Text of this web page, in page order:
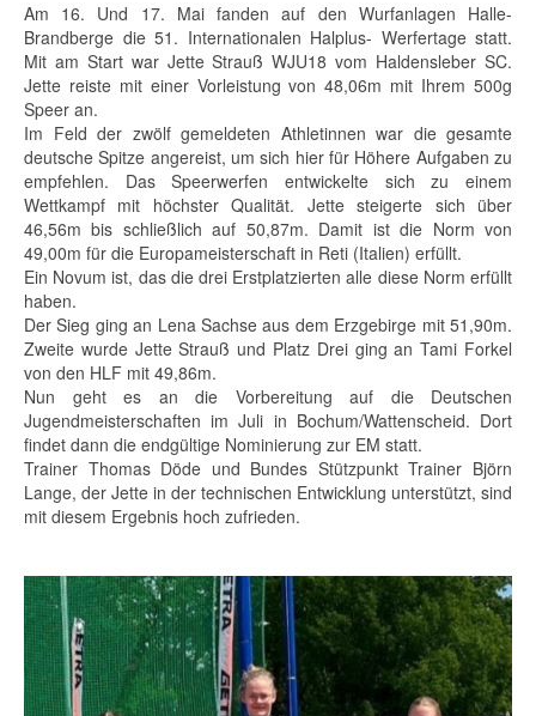
Am 16. Und 17. Mai fanden auf den Wurfanlagen Halle-
Brandberge die 51. Internationalen Halplus- Werfertage statt.
Mit am Start war Jette Strauß WJU18 vom Haldensleber SC.
Jette reiste mit einer Vorleistung von 48,06m mit Ihrem 500g
Speer an.
Im Feld der zwölf gemeldeten Athletinnen war die gesamte
deutsche Spitze angereist, um sich hier für Höhere Aufgaben zu
empfehlen. Das Speerwerfen entwickelte sich zu einem
Wettkampf mit höchster Qualität. Jette steigerte sich über
46,56m bis schließlich auf 50,87m. Damit ist die Norm von
49,00m für die Europameisterschaft in Reti (Italien) erfüllt.
Ein Novum ist, das die drei Erstplatzierten alle diese Norm erfüllt
haben.
Der Sieg ging an Lena Sachse aus dem Erzgebirge mit 51,90m.
Zweite wurde Jette Strauß und Platz Drei ging an Tami Forkel
von den HLF mit 49,86m.
Nun geht es an die Vorbereitung auf die Deutschen
Jugendmeisterschaften im Juli in Bochum/Wattenscheid. Dort
findet dann die endgültige Nominierung zur EM statt.
Trainer Thomas Döde und Bundes Stützpunkt Trainer Björn
Lange, der Jette in der technischen Entwicklung unterstützt, sind
mit diesem Ergebnis hoch zufrieden.